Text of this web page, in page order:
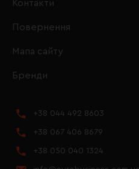
Контакти
Повернення
Мапа сайту
Бренди
+38 044 492 8603
+38 067 406 8679
+38 050 040 1324